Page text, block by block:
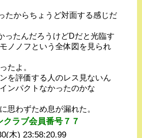
たからちょうど対面する感じだ
ったんだろうけどDだと光臨す
ノノフという全体図を見られ
たよ。
を評価する人のレス見ないん
ンパクトなかったのかな
思わずため息が漏れた。
クラブ会員番号７７
木) 23:58:20.99